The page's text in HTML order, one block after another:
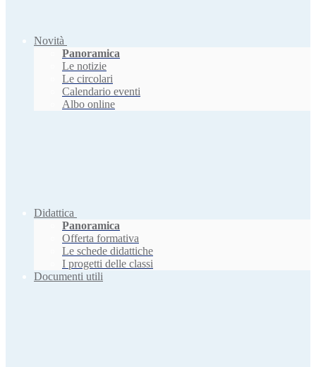
Novità
Panoramica
Le notizie
Le circolari
Calendario eventi
Albo online
Didattica
Panoramica
Offerta formativa
Le schede didattiche
I progetti delle classi
Documenti utili